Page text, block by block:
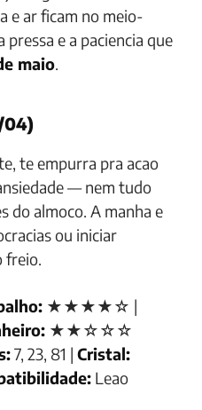
e ar ficam no meio-
e a paciencia que
maio.
04)
te empurra pra acao
— nem tudo
do almoco. A manha e
ou iniciar
freio.
★★★★☆ |
★★☆☆☆
7, 23, 81 | Cristal:
Leao